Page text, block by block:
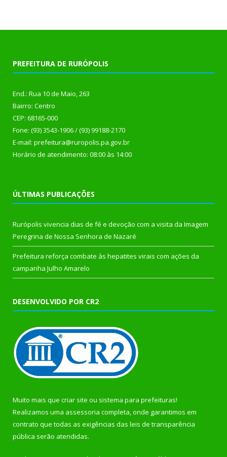
PREFEITURA DE RURÓPOLIS
End.: Rua 10 de Maio, 263
Bairro: Centro
CEP: 68165-000
Fone: (93) 3543-1906 / (93) 99188-2170
E-mail: prefeitura@ruropolis.pa.gov.br
Horário de atendimento: 08:00 às 14:00
ÚLTIMAS PUBLICAÇÕES
Rurópolis vivencia dias de fé e devoção com a visita da Imagem
Peregrina de Nossa Senhora de Nazaré
Prefeitura reforça combate às hepatites virais com ações da
campanha Julho Amarelo
DESENVOLVIDO POR CR2
Muito mais que criar site ou sistema para prefeituras!
Realizamos uma assessoria completa, onde garantimos em
contrato que todas as exigências das leis de transparência
pública serão atendidas.